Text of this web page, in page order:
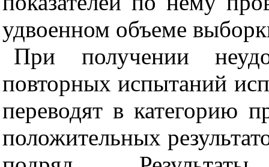
удвоенном объеме
При получении
повторных испытаний
переводят в категорию
положительных